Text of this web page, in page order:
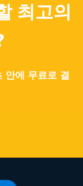
최고의
안에 무료로 결